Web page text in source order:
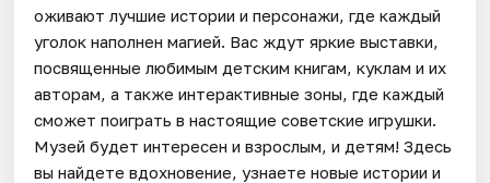
оживают лучшие истории и персонажи, где каждый
уголок наполнен магией. Вас ждут яркие выставки,
посвященные любимым детским книгам, куклам и их
авторам, а также интерактивные зоны, где каждый
сможет поиграть в настоящие советские игрушки.
Музей будет интересен и взрослым, и детям! Здесь
вы найдете вдохновение, узнаете новые истории и